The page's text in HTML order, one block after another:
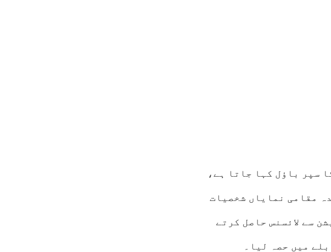
سپر باؤل کہا جاتا ہے،
مقامی نمایاں شخصیات
سے لائسنس حاصل کرتے